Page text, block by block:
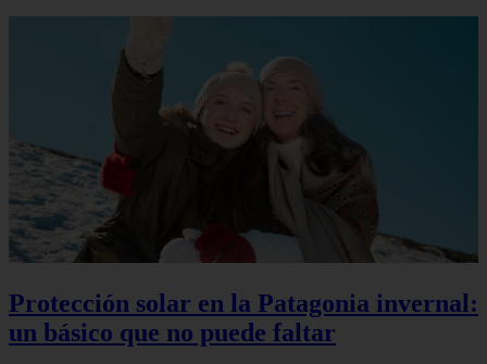
Protección solar en la Patagonia invernal:
un básico que no puede faltar